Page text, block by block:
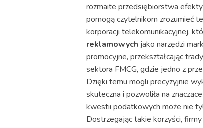
rozmaite przedsiębiorstwa
pomogą czytelnikom zrozumieć
korporacji telekomunikacyjnej,
reklamowych jako narzędzi
promocyjne, przekształcając
sektora FMCG, gdzie jedno z
Dzięki temu mogli precyzyjnie
skuteczna i pozwoliła na
kwestii podatkowych może nie
Dostrzegając takie korzyści,